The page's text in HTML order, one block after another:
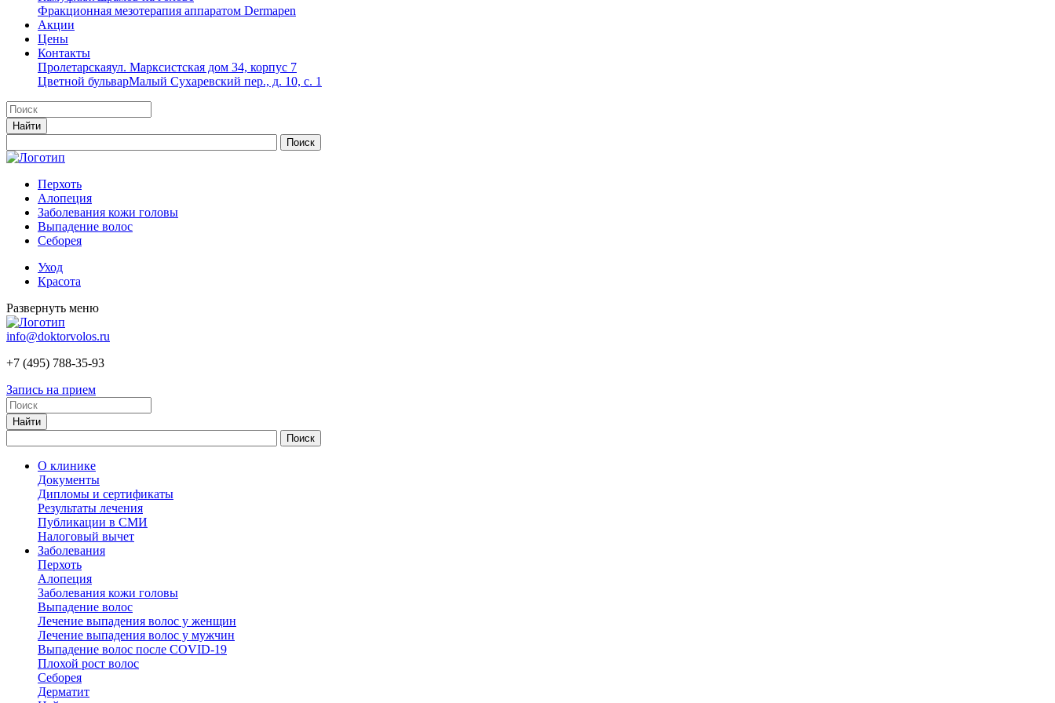
Фракционная мезотерапия аппаратом Dermapen
Акции
Цены
Контакты
Пролетарскаяул. Марксистская дом 34, корпус 7
Цветной бульварМалый Сухаревский пер., д. 10, с. 1
Перхоть
Алопеция
Заболевания кожи головы
Выпадение волос
Cеборея
Уход
Красота
Развернуть меню
info@doktorvolos.ru
+7 (495) 788-35-93
Запись на прием
О клинике
Документы
Дипломы и сертификаты
Результаты лечения
Публикации в СМИ
Налоговый вычет
Заболевания
Перхоть
Алопеция
Заболевания кожи головы
Выпадение волос
Лечение выпадения волос у женщин
Лечение выпадения волос у мужчин
Выпадение волос после COVID-19
Плохой рост волос
Cеборея
Дерматит